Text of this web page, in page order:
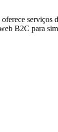
serviços
B2C para